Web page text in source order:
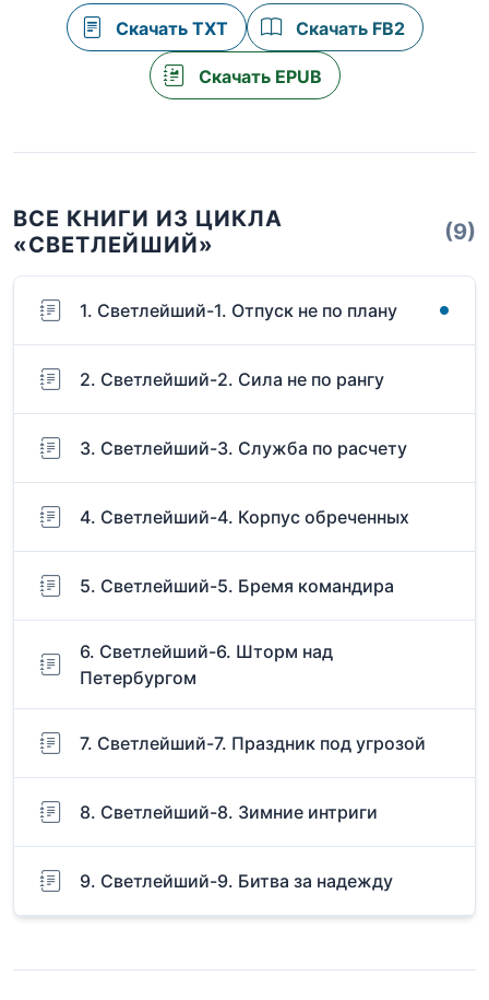
Скачать TXT Скачать FB2
Скачать EPUB
ВСЕ КНИГИ ИЗ ЦИКЛА
«СВЕТЛЕЙШИЙ»
(9)
1. Светлейший-1. Отпуск не по плану
2. Светлейший-2. Сила не по рангу
3. Светлейший-3. Служба по расчету
4. Светлейший-4. Корпус обреченных
5. Светлейший-5. Бремя командира
6. Светлейший-6. Шторм над
Петербургом
7. Светлейший-7. Праздник под угрозой
8. Светлейший-8. Зимние интриги
9. Светлейший-9. Битва за надежду